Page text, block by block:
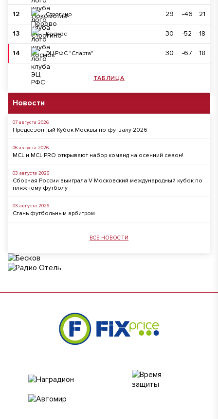
12 Строгино 29 -46 21
13 Космос 30 -52 18
14 ЭЦ РФС "Спарта" 30 -67 18
ТАБЛИЦА
Новости
07 августа 2026
Предсезонный Кубок Москвы по футзалу 2026
06 августа 2026
MCL и MCL PRO открывают набор команд на осенний сезон!
03 августа 2026
Сборная России выиграла V Московский международный кубок по
пляжному футболу
03 августа 2026
Стань футбольным арбитром
ВСЕ НОВОСТИ